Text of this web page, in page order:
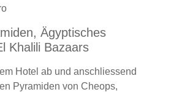
Ägyptisches
Khalili Bazaars
Hotel ab und anschliessend
Pyramiden von Cheops,